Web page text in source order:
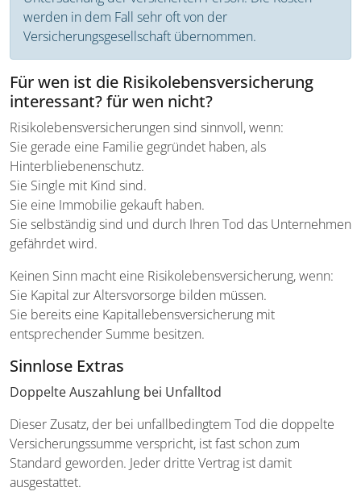
werden in dem Fall sehr oft von der
Versicherungsgesellschaft übernommen.
Für wen ist die Risikolebensversicherung
interessant? für wen nicht?
Risikolebensversicherungen sind sinnvoll, wenn:
Sie gerade eine Familie gegründet haben, als
Hinterbliebenenschutz.
Sie Single mit Kind sind.
Sie eine Immobilie gekauft haben.
Sie selbständig sind und durch Ihren Tod das Unternehmen
gefährdet wird.
Keinen Sinn macht eine Risikolebensversicherung, wenn:
Sie Kapital zur Altersvorsorge bilden müssen.
Sie bereits eine Kapitallebensversicherung mit
entsprechender Summe besitzen.
Sinnlose Extras
Doppelte Auszahlung bei Unfalltod
Dieser Zusatz, der bei unfallbedingtem Tod die doppelte
Versicherungssumme verspricht, ist fast schon zum
Standard geworden. Jeder dritte Vertrag ist damit
ausgestattet.